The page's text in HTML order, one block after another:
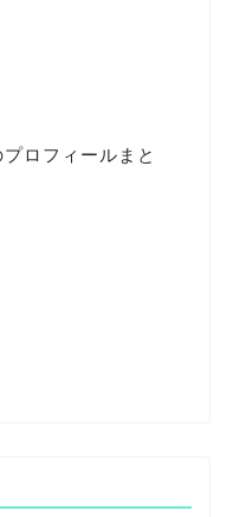
ロフィールまと